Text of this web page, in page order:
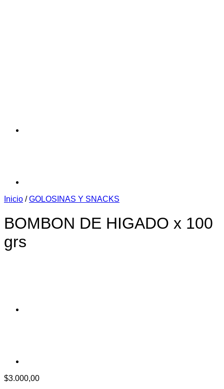
Inicio / GOLOSINAS Y SNACKS
BOMBON DE HIGADO x 100
grs
$3.000,00